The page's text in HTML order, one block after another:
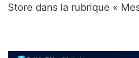
Store dans la rubrique «